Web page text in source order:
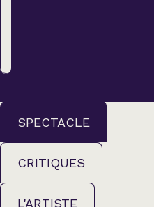
SPECTACLE
CRITIQUES
L'ARTISTE